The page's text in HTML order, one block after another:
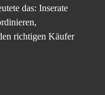
das: Inserate
richtigen Käufer